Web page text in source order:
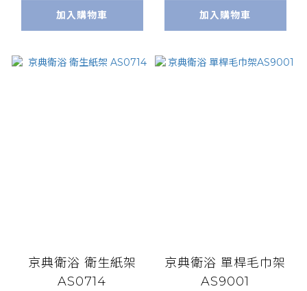
加入購物車 加入購物車
京典衛浴 衛生紙架
AS0714
京典衛浴 單桿毛巾架
AS9001